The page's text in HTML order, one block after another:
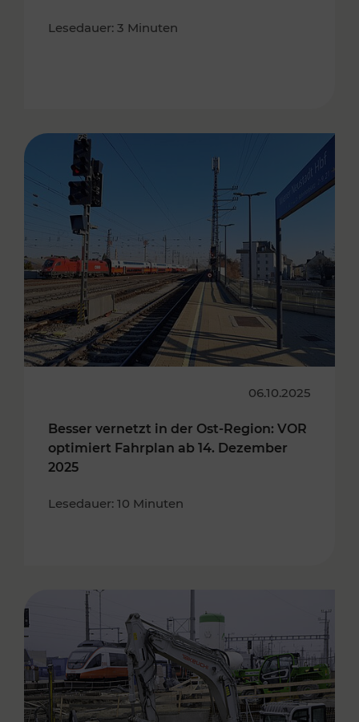
Lesedauer: 3 Minuten
06.10.2025
Besser vernetzt in der Ost-Region: VOR
optimiert Fahrplan ab 14. Dezember
2025
Lesedauer: 10 Minuten